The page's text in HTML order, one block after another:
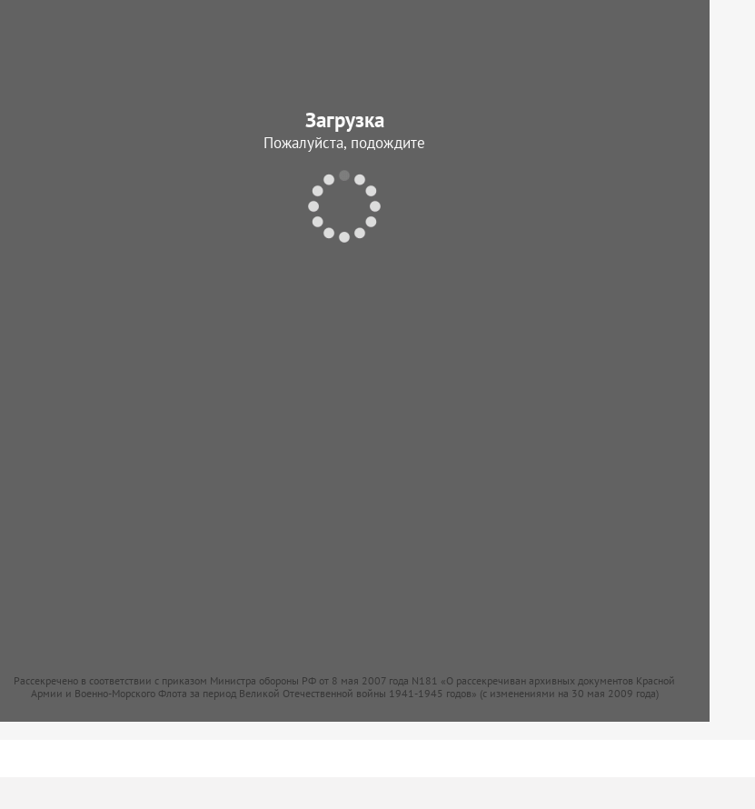
Рассекречено в соответствии с приказом Министра обороны РФ от 8 мая 2007 года N181 «О рассекречиван архивных документов Красной
Армии и Военно-Морского Флота за период Великой Отечественной войны 1941-1945 годов» (с изменениями на 30 мая 2009 года)
Загрузка
Пожалуйста, подождите